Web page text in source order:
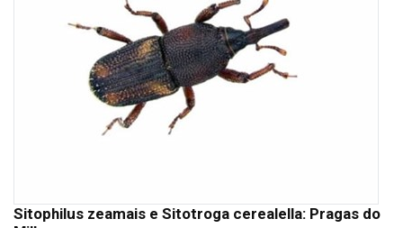
Sitophilus zeamais e Sitotroga cerealella: Pragas do